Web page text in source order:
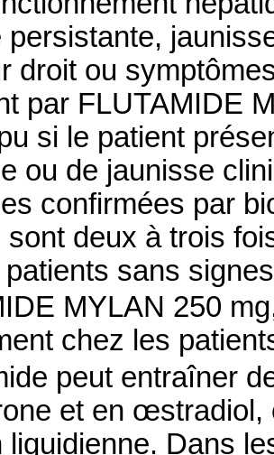
persistante,
droit ou
par FLUTAMIDE
si le patient
ou de jaunisse
confirmées par
sont deux à trois
sans
MYLAN 250
chez les
peut entraîner
et en œstradiol,
liquidienne. Dans